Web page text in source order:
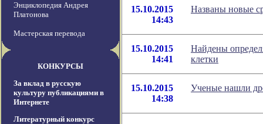
Энциклопедия Андрея
Платонова
Мастерская перевода
КОНКУРСЫ
За вклад в русскую
культуру публикациями в
Интернете
Литературный конкурс
15.10.2015
14:43
Названы новые
15.10.2015
14:41
Найдены
клетки
15.10.2015
14:38
Ученые нашли